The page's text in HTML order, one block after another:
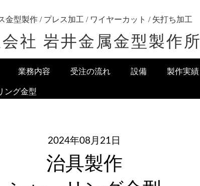
金型製作 / プレス加工 / ワイヤーカット / 矢打ち加工
社 岩井金属金型製作所
業務内容 受注の流れ 設備 製作実績
ング金型
2024年08月21日
治具製作